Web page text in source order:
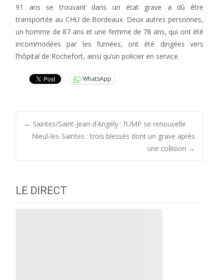
91 ans se trouvant dans un état grave a dû être
transportée au CHU de Bordeaux. Deux autres personnes,
un homme de 87 ans et une femme de 78 ans, qui ont été
incommodées par les fumées, ont été dirigées vers
l’hôpital de Rochefort, ainsi qu’un policier en service.
WhatsApp
Post
navigation
← Saintes/Saint-Jean-d’Angély : l’UMP se renouvelle
Nieul-les-Saintes : trois blessés dont un grave après
une collision →
LE DIRECT